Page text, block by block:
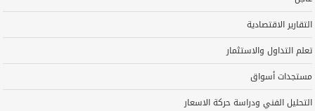
التقارير الاقتصادية
تعلم التداول والاستثمار
مستجدات أسواق
التحليل الفني ودراسة حركة الاسعار